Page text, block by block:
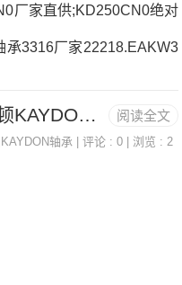
厂家直供;KD250CN0绝对
承3316厂家22218.EAKW3
格,3316采购 热销型号推
，P4BE407-SRB-SRE
价格,3316采购3316
承3316厂家，UK.305.G2
阅读全文
RK6-37E1Z 美国凯顿KAYDON轴承 KD250CN0
轴承 | 评论 : 0 | 浏览 : 2